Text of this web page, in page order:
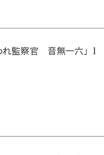
れ監察官 音無一六」1